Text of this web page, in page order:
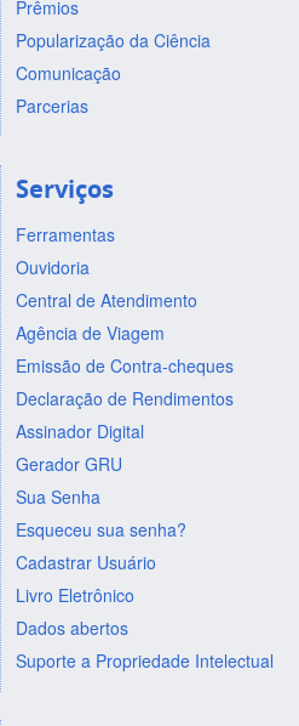
Prêmios
Popularização da Ciência
Comunicação
Parcerias
Serviços
Ferramentas
Ouvidoria
Central de Atendimento
Agência de Viagem
Emissão de Contra-cheques
Declaração de Rendimentos
Assinador Digital
Gerador GRU
Sua Senha
Esqueceu sua senha?
Cadastrar Usuário
Livro Eletrônico
Dados abertos
Suporte a Propriedade Intelectual